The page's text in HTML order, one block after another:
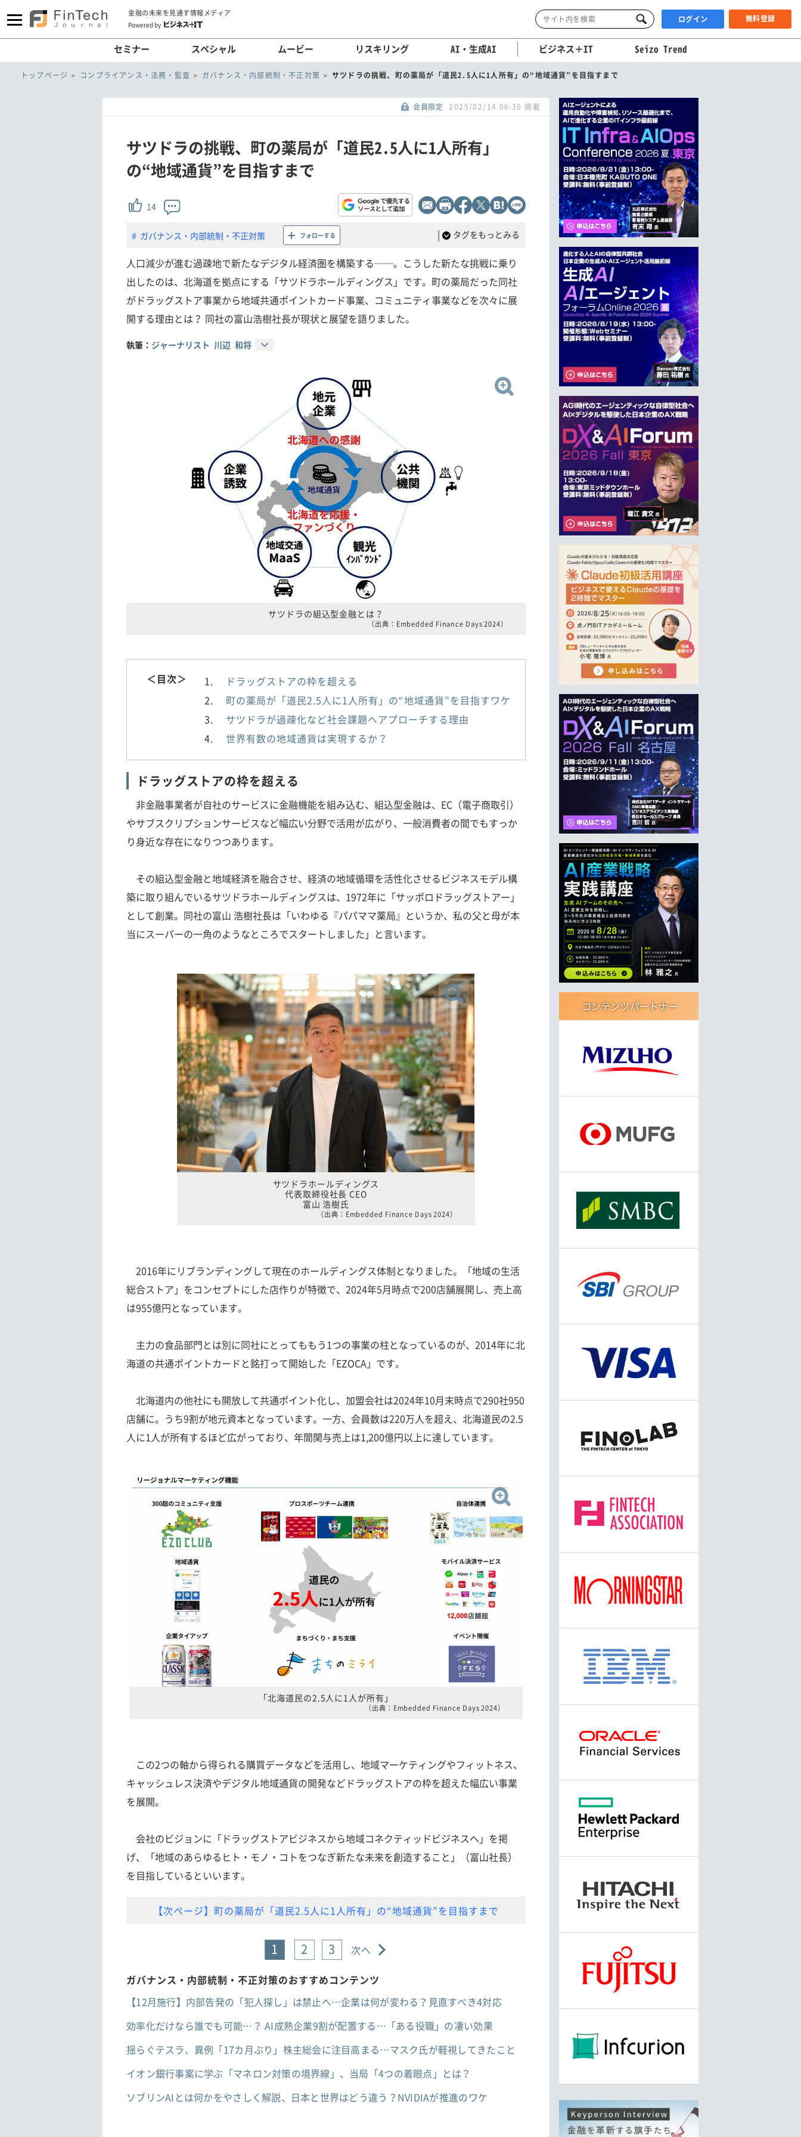
金融の未来を見通す情報メディア
Powered by ログイン 無料登録
セミナー スペシャル ムービー リスキリング AI・生成AI ビジネス＋IT Seizo Trend
トップページ コンプライアンス・法務・監査 ガバナンス・内部統制・不正対策 サツドラの挑戦、町の薬局が「道民2.5人に1人所有」の“地域通貨”を目指すまで
会員限定 2025/02/14 06:30 掲載
サツドラの挑戦、町の薬局が「道民2.5人に1人所有」
の“地域通貨”を目指すまで
14
ガバナンス・内部統制・不正対策 フォローする | タグをもっとみる
人口減少が進む過疎地で新たなデジタル経済圏を構築する──。こうした新たな挑戦に乗り
出したのは、北海道を拠点にする「サツドラホールディングス」です。町の薬局だった同社
がドラッグストア事業から地域共通ポイントカード事業、コミュニティ事業などを次々に展
開する理由とは？ 同社の富山浩樹社長が現状と展望を語りました。
執筆： ジャーナリスト 川辺 和将
サツドラの組込型金融とは？
（出典：Embedded Finance Days 2024）
＜目次＞
ドラッグストアの枠を超える
町の薬局が「道民2.5人に1人所有」の“地域通貨”を目指すワケ
サツドラが過疎化など社会課題へアプローチする理由
世界有数の地域通貨は実現するか？
ドラッグストアの枠を超える
非金融事業者が自社のサービスに金融機能を組み込む、組込型金融は、EC（電子商取引）
やサブスクリプションサービスなど幅広い分野で活用が広がり、一般消費者の間でもすっか
り身近な存在になりつつあります。
その組込型金融と地域経済を融合させ、経済の地域循環を活性化させるビジネスモデル構
築に取り組んでいるサツドラホールディングスは、1972年に「サッポロドラッグストアー」
として創業。同社の富山 浩樹社長は「いわゆる『パパママ薬局』というか、私の父と母が本
当にスーパーの一角のようなところでスタートしました」と言います。
サツドラホールディングス
代表取締役社長 CEO
富山 浩樹氏
（出典：Embedded Finance Days 2024）
2016年にリブランディングして現在のホールディングス体制となりました。「地域の生活
総合ストア」をコンセプトにした店作りが特徴で、2024年5月時点で200店舗展開し、売上高
は955億円となっています。
主力の食品部門とは別に同社にとってももう1つの事業の柱となっているのが、2014年に北
海道の共通ポイントカードと銘打って開始した「EZOCA」です。
北海道内の他社にも開放して共通ポイント化し、加盟会社は2024年10月末時点で290社950
店舗に。うち9割が地元資本となっています。一方、会員数は220万人を超え、北海道民の2.5
人に1人が所有するほど広がっており、年間関与売上は1,200億円以上に達しています。
「北海道民の2.5人に1人が所有」
（出典：Embedded Finance Days 2024）
この2つの軸から得られる購買データなどを活用し、地域マーケティングやフィットネス、
キャッシュレス決済やデジタル地域通貨の開発などドラッグストアの枠を超えた幅広い事業
を展開。
会社のビジョンに「ドラッグストアビジネスから地域コネクティッドビジネスへ」を掲
げ、「地域のあらゆるヒト・モノ・コトをつなぎ新たな未来を創造すること」（富山社長）
を目指しているといいます。
【次ページ】町の薬局が「道民2.5人に1人所有」の“地域通貨”を目指すまで
1 2 3 次へ
ガバナンス・内部統制・不正対策のおすすめコンテンツ
【12月施行】内部告発の「犯人探し」は禁止へ…企業は何が変わる？見直すべき4対応
効率化だけなら誰でも可能…？ AI成熟企業9割が配置する…「ある役職」の凄い効果
揺らぐテスラ、異例「17カ月ぶり」株主総会に注目高まる…マスク氏が軽視してきたこと
イオン銀行事案に学ぶ「マネロン対策の境界線」、当局「4つの着眼点」とは？
ソブリンAIとは何かをやさしく解説、日本と世界はどう違う？NVIDIAが推進のワケ
コンテンツパートナー